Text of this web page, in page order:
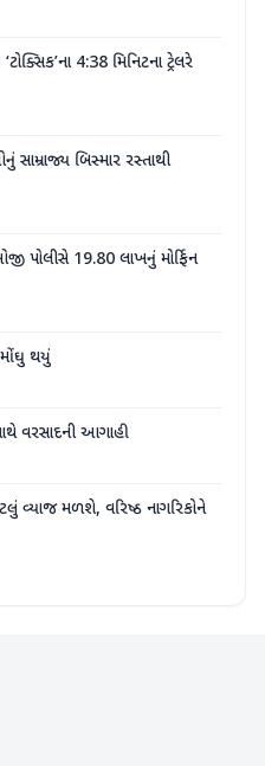
4:38 મિનિટના ટ્રેલરે
સામ્રાજ્ય બિસ્માર રસ્તાથી
પોલીસે 19.80 લાખનું મોર્ફિન
મોંઘુ થયું
વરસાદની આગાહી
વ્યાજ મળશે, વરિષ્ઠ નાગરિકોને